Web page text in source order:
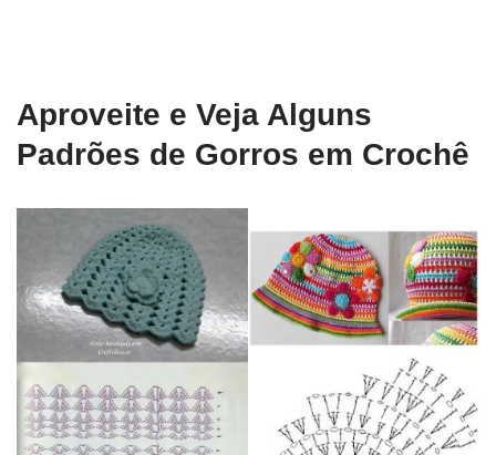
Aproveite e Veja Alguns
Padrões de Gorros em Crochê